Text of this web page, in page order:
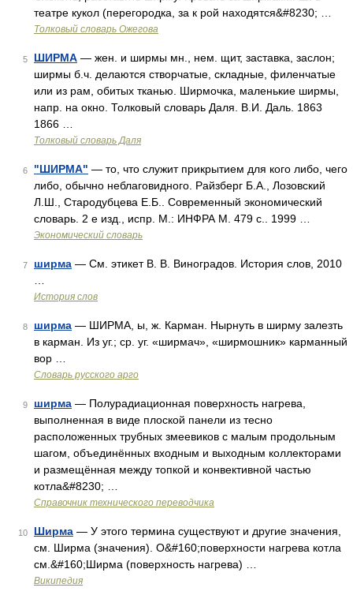
театре кукол (перегородка, за к рой находятся&#8230; …
Толковый словарь Ожегова
5 ШИРМА — жен. и ширмы мн., нем. щит, заставка, заслон;
ширмы б.ч. делаются створчатые, складные, филенчатые
или из рам, обитых тканью. Ширмочка, маленькие ширмы,
напр. на окно. Толковый словарь Даля. В.И. Даль. 1863
1866 …
Толковый словарь Даля
6 "ШИРМА" — то, что служит прикрытием для кого либо, чего
либо, обычно неблаговидного. Райзберг Б.А., Лозовский
Л.Ш., Стародубцева Е.Б.. Современный экономический
словарь. 2 е изд., испр. М.: ИНФРА М. 479 с.. 1999 …
Экономический словарь
7 ширма — См. этикет В. В. Виноградов. История слов, 2010
История слов
8 ширма — ШИРМА, ы, ж. Карман. Нырнуть в ширму залезть
в карман. Из уг.; ср. уг. «ширмач», «ширмошник» карманный
вор …
Словарь русского арго
9 ширма — Полурадиационная поверхность нагрева,
выполненная в виде плоской панели из тесно
расположенных трубных змеевиков с малым продольным
шагом, объединённых входным и выходным коллекторами
и размещённая между топкой и конвективной частью
котла&#8230; …
Справочник технического переводчика
10 Ширма — У этого термина существуют и другие значения,
см. Ширма (значения). О&#160;поверхности нагрева котла
см.&#160;Ширма (поверхность нагрева) …
Википедия